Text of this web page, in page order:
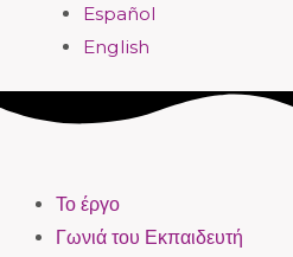
Español
English
Το έργο
Γωνιά του Εκπαιδευτή